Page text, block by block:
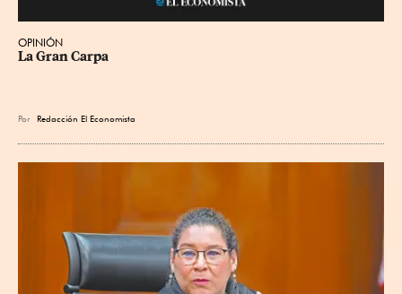
OPINIÓN
La Gran Carpa
Por Redacción El Economista